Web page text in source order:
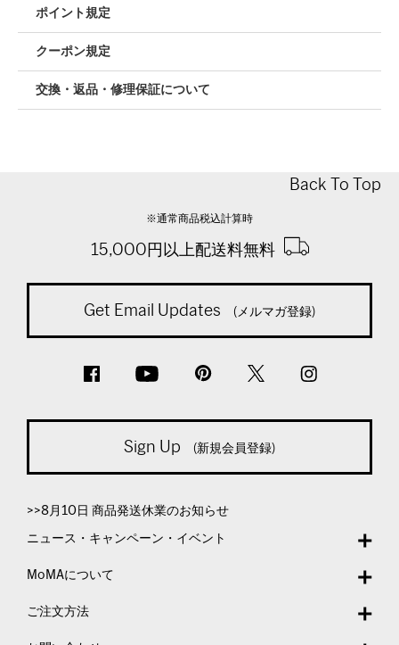
ポイント規定
クーポン規定
交換・返品・修理保証について
Back To Top
※通常商品税込計算時
15,000円以上配送料無料
Get Email Updates (メルマガ登録)
Sign Up (新規会員登録)
>>8月10日 商品発送休業のお知らせ
ニュース・キャンペーン・イベント
MoMAについて
ご注文方法